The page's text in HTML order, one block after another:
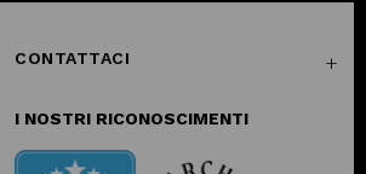
CONTATTACI
I NOSTRI RICONOSCIMENTI